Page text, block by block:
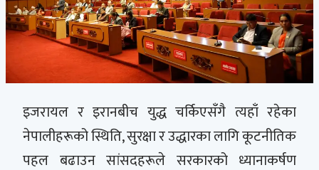
इजरायल र इरानबीच युद्ध चर्किएसँगै त्यहाँ रहेका
नेपालीहरूको स्थिति, सुरक्षा र उद्धारका लागि कूटनीतिक
पहल बढाउन सांसदहरूले सरकारको ध्यानाकर्षण